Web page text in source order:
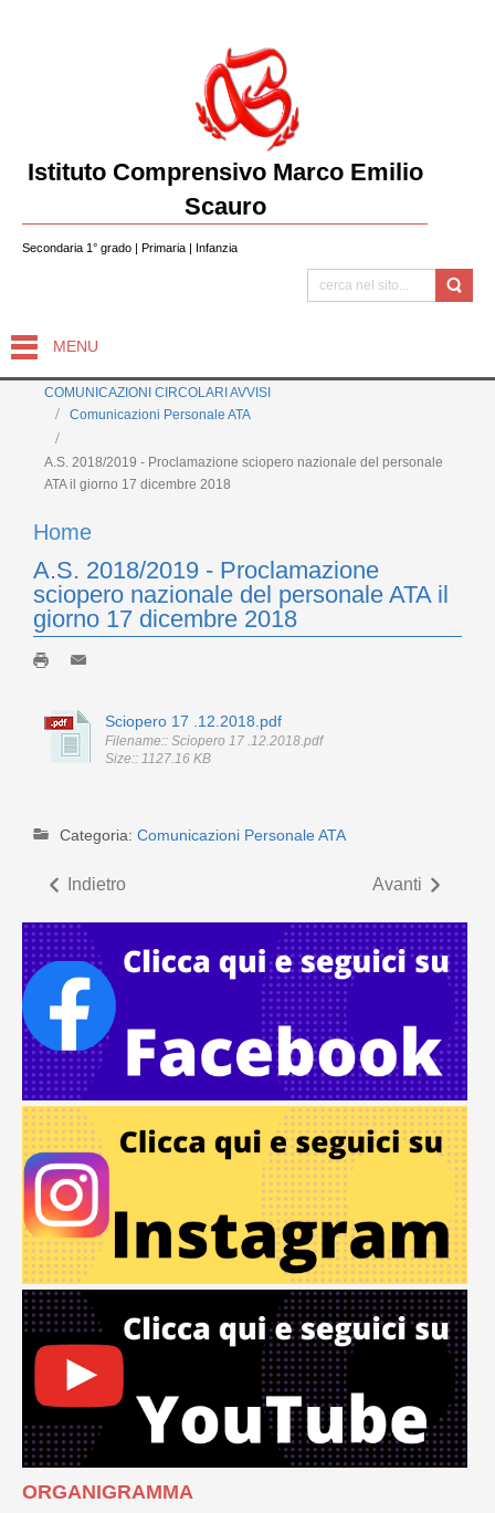
Istituto Comprensivo Marco Emilio
Scauro
Secondaria 1° grado | Primaria | Infanzia
MENU
COMUNICAZIONI CIRCOLARI AVVISI
Comunicazioni Personale ATA
A.S. 2018/2019 - Proclamazione sciopero nazionale del personale
ATA il giorno 17 dicembre 2018
ORGANIGRAMMA
Home
A.S. 2018/2019 - Proclamazione
sciopero nazionale del personale ATA il
giorno 17 dicembre 2018
Sciopero 17 .12.2018.pdf
Filename:: Sciopero 17 .12.2018.pdf
Size:: 1127.16 KB
Categoria: Comunicazioni Personale ATA
Indietro Avanti